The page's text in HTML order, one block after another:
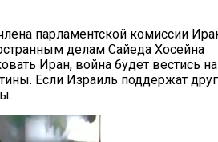
парламентской комиссии
делам Сайеда Хосейна
Иран, война будет вестись на
Если Израиль поддержат